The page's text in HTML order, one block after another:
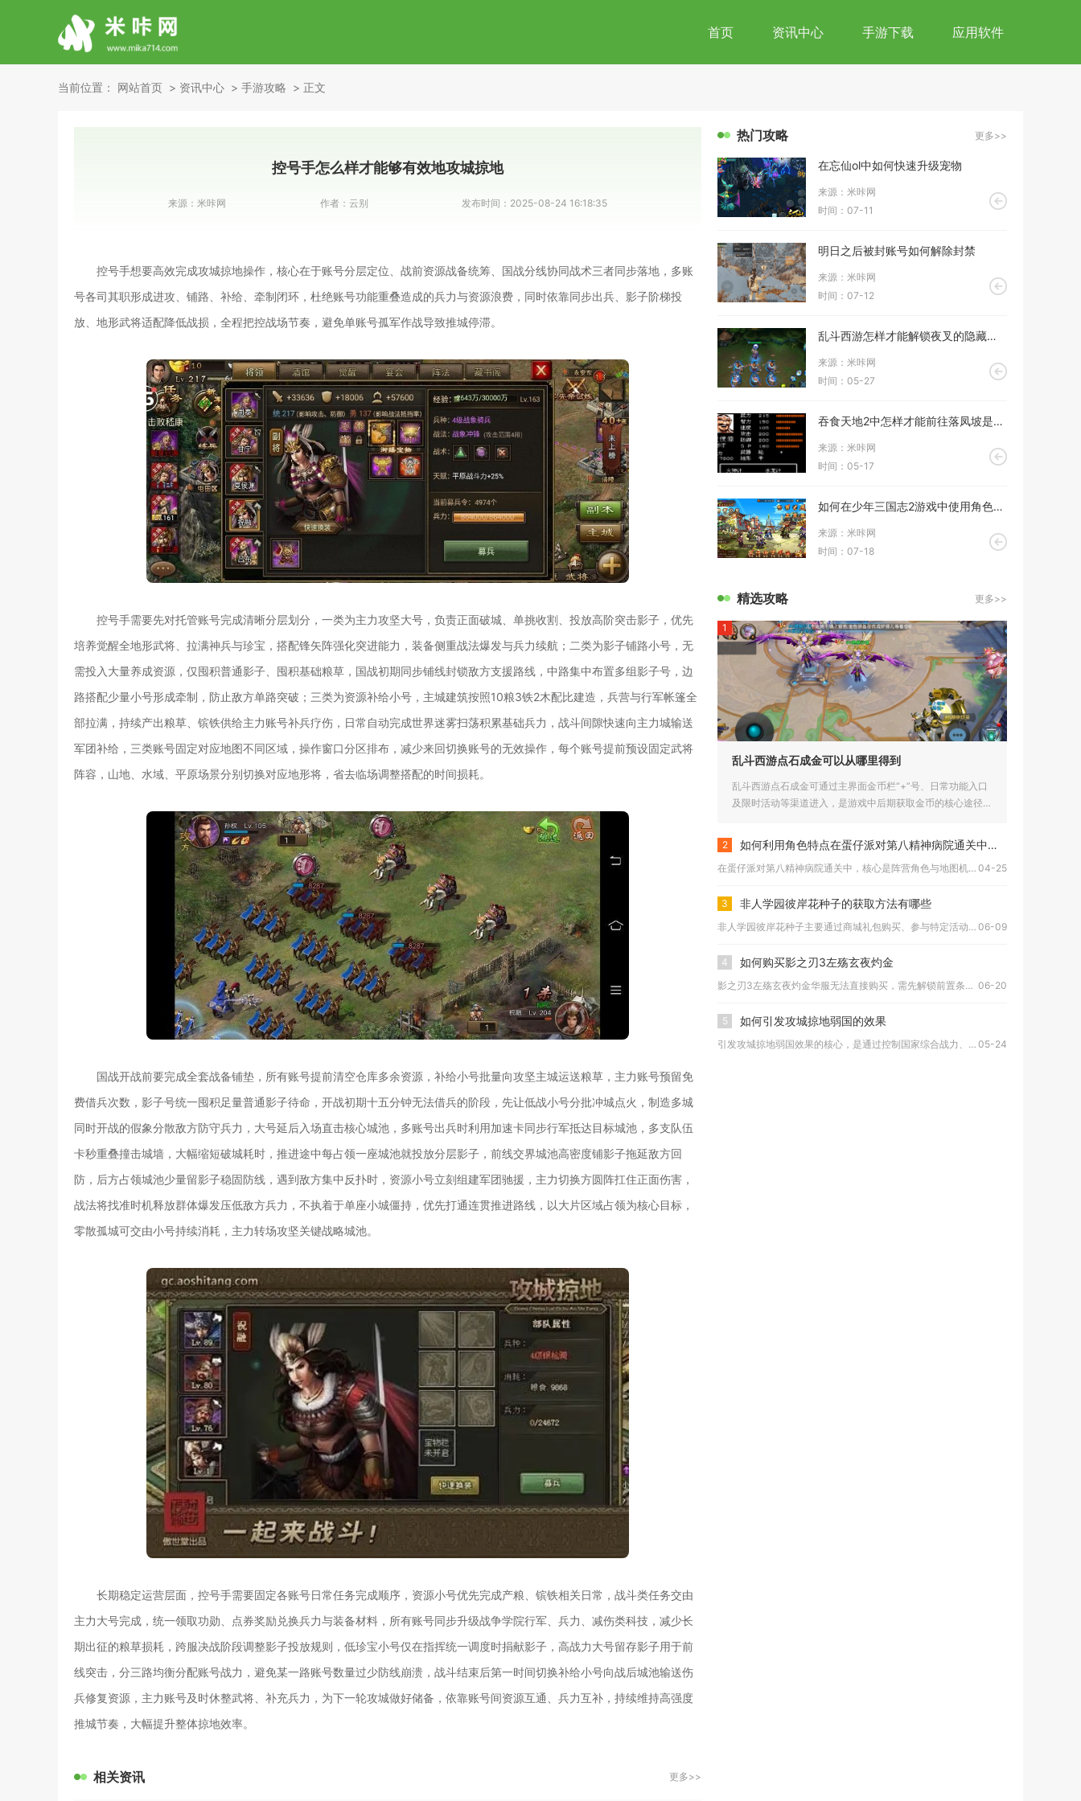
首页 资讯中心 手游下载 应用软件
当前位置： 网站首页 资讯中心 手游攻略 正文
控号手怎么样才能够有效地攻城掠地
来源： 米咔网 作者： 云别 发布时间： 2025-08-24 16:18:35
控号手想要高效完成攻城掠地操作，核心在于账号分层定位、战前资源战备统筹、国战分线协同战术三者同步落地，多账
号各司其职形成进攻、铺路、补给、牵制闭环，杜绝账号功能重叠造成的兵力与资源浪费，同时依靠同步出兵、影子阶梯投
放、地形武将适配降低战损，全程把控战场节奏，避免单账号孤军作战导致推城停滞。
控号手需要先对托管账号完成清晰分层划分，一类为主力攻坚大号，负责正面破城、单挑收割、投放高阶突击影子，优先
培养觉醒全地形武将、拉满神兵与珍宝，搭配锋矢阵强化突进能力，装备侧重战法爆发与兵力续航；二类为影子铺路小号，无
需投入大量养成资源，仅囤积普通影子、囤积基础粮草，国战初期同步铺线封锁敌方支援路线，中路集中布置多组影子号，边
路搭配少量小号形成牵制，防止敌方单路突破；三类为资源补给小号，主城建筑按照10粮3铁2木配比建造，兵营与行军帐篷全
部拉满，持续产出粮草、镔铁供给主力账号补兵疗伤，日常自动完成世界迷雾扫荡积累基础兵力，战斗间隙快速向主力城输送
军团补给，三类账号固定对应地图不同区域，操作窗口分区排布，减少来回切换账号的无效操作，每个账号提前预设固定武将
阵容，山地、水域、平原场景分别切换对应地形将，省去临场调整搭配的时间损耗。
国战开战前要完成全套战备铺垫，所有账号提前清空仓库多余资源，补给小号批量向攻坚主城运送粮草，主力账号预留免
费借兵次数，影子号统一囤积足量普通影子待命，开战初期十五分钟无法借兵的阶段，先让低战小号分批冲城点火，制造多城
同时开战的假象分散敌方防守兵力，大号延后入场直击核心城池，多账号出兵时利用加速卡同步行军抵达目标城池，多支队伍
卡秒重叠撞击城墙，大幅缩短破城耗时，推进途中每占领一座城池就投放分层影子，前线交界城池高密度铺影子拖延敌方回
防，后方占领城池少量留影子稳固防线，遇到敌方集中反扑时，资源小号立刻组建军团驰援，主力切换方圆阵扛住正面伤害，
战法将找准时机释放群体爆发压低敌方兵力，不执着于单座小城僵持，优先打通连贯推进路线，以大片区域占领为核心目标，
零散孤城可交由小号持续消耗，主力转场攻坚关键战略城池。
长期稳定运营层面，控号手需要固定各账号日常任务完成顺序，资源小号优先完成产粮、镔铁相关日常，战斗类任务交由
主力大号完成，统一领取功勋、点券奖励兑换兵力与装备材料，所有账号同步升级战争学院行军、兵力、减伤类科技，减少长
期出征的粮草损耗，跨服决战阶段调整影子投放规则，低珍宝小号仅在指挥统一调度时捐献影子，高战力大号留存影子用于前
线突击，分三路均衡分配账号战力，避免某一路账号数量过少防线崩溃，战斗结束后第一时间切换补给小号向战后城池输送伤
兵修复资源，主力账号及时休整武将、补充兵力，为下一轮攻城做好储备，依靠账号间资源互通、兵力互补，持续维持高强度
推城节奏，大幅提升整体掠地效率。
相关资讯 更多>>
热门攻略 更多>>
在忘仙ol中如何快速升级宠物
来源：米咔网
时间：07-11
明日之后被封账号如何解除封禁
来源：米咔网
时间：07-12
乱斗西游怎样才能解锁夜叉的隐藏技能
来源：米咔网
时间：05-27
吞食天地2中怎样才能前往落凤坡是否需要触发某些事件
来源：米咔网
时间：05-17
如何在少年三国志2游戏中使用角色组合策略
来源：米咔网
时间：07-18
精选攻略 更多>>
1
乱斗西游点石成金可以从哪里得到
乱斗西游点石成金可通过主界面金币栏“+”号、日常功能入口
及限时活动等渠道进入，是游戏中后期获取金币的核心途径。
2 如何利用角色特点在蛋仔派对第八精神病院通关中取得优势
在蛋仔派对第八精神病院通关中，核心是阵营角色与地图机制深度绑... 04-25
3 非人学园彼岸花种子的获取方法有哪些
非人学园彼岸花种子主要通过商城礼包购买、参与特定活动及完成周... 06-09
4 如何购买影之刃3左殇玄夜灼金
影之刃3左殇玄夜灼金华服无法直接购买，需先解锁前置条件、完成... 06-20
5 如何引发攻城掠地弱国的效果
引发攻城掠地弱国效果的核心，是通过控制国家综合战力、人口活跃... 05-24